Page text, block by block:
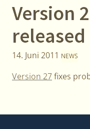
Version
released
14. Juni 2011 NEWS
Version 27fixes